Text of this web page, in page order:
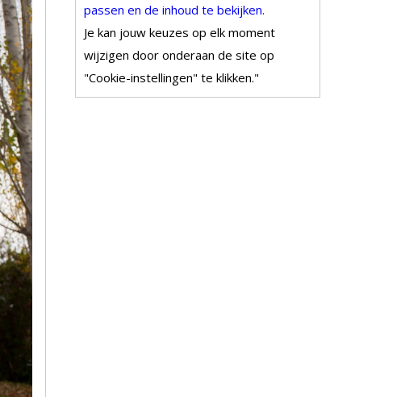
passen en de inhoud te bekijken.
Je kan jouw keuzes op elk moment
wijzigen door onderaan de site op
"Cookie-instellingen" te klikken."